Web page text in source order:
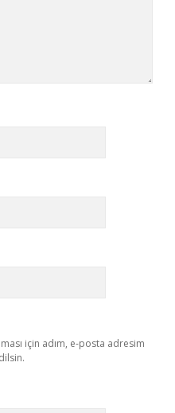
için adım, e-posta adresim